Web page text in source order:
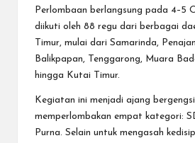
Perlombaan berlangsung pada 4–5
diikuti oleh 88 regu dari berbagai
Timur, mulai dari Samarinda,
Balikpapan, Tenggarong, Muara
hingga Kutai Timur.
Kegiatan ini menjadi ajang
memperlombakan empat kategori:
Purna. Selain untuk mengasah